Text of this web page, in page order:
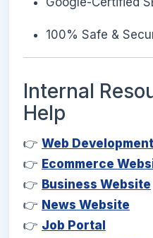
100% Safe &
Internal
Help
👉 Web Development
👉 Ecommerce
👉 Business Website
👉 News Website
👉 Job Portal